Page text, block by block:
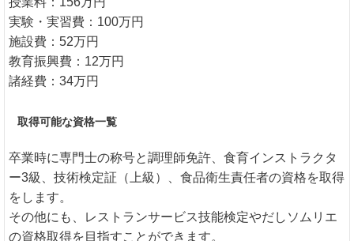
実験・実習費：100万円
施設費：52万円
教育振興費：12万円
諸経費：34万円
取得可能な資格一覧
卒業時に専門士の称号と調理師免許、食育インストラクタ
ー3級、技術検定証（上級）、食品衛生責任者の資格を取得
をします。
その他にも、レストランサービス技能検定やだしソムリエ
の資格取得を目指すことができます。